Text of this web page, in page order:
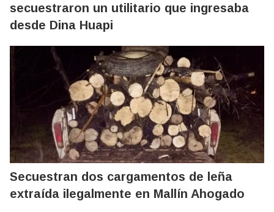
secuestraron un utilitario que ingresaba
desde Dina Huapi
Secuestran dos cargamentos de leña
extraída ilegalmente en Mallín Ahogado